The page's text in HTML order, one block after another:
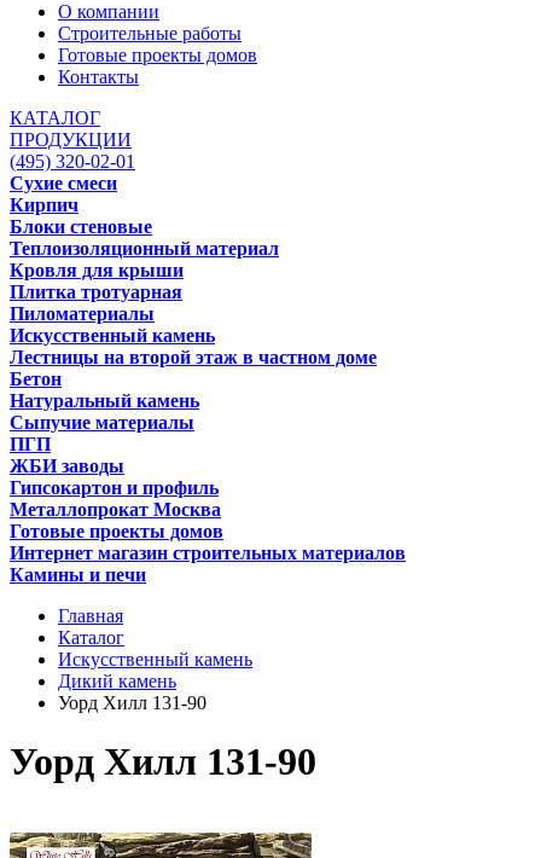
О компании
Строительные работы
Готовые проекты домов
Контакты
КАТАЛОГ
ПРОДУКЦИИ
(495) 320-02-01
Сухие смеси
Кирпич
Блоки стеновые
Теплоизоляционный материал
Кровля для крыши
Плитка тротуарная
Пиломатериалы
Искусственный камень
Лестницы на второй этаж в частном доме
Бетон
Натуральный камень
Сыпучие материалы
ПГП
ЖБИ заводы
Гипсокартон и профиль
Металлопрокат Москва
Готовые проекты домов
Интернет магазин строительных материалов
Камины и печи
Главная
Каталог
Искусственный камень
Дикий камень
Уорд Хилл 131-90
Уорд Хилл 131-90